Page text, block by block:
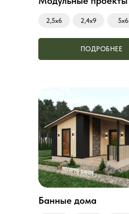
ПОДРОБНЕЕ
2,4х9 5х6
2,5х6
Банные дома